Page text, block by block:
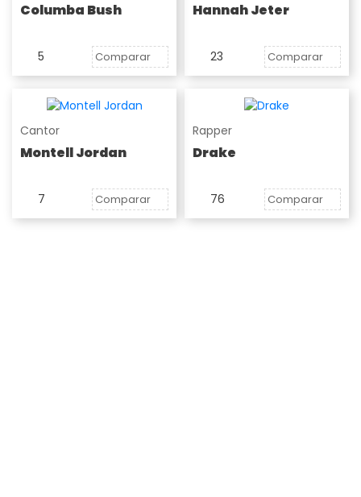
Columba Bush
5 Comparar
Hannah Jeter
23 Comparar
Cantor
Montell Jordan
7 Comparar
Rapper
Drake
76 Comparar